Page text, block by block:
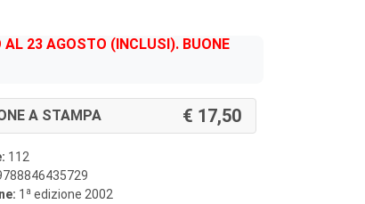
AL 23 AGOSTO (INCLUSI). BUONE
A STAMPA 17,50
112
1 a edizione 2002